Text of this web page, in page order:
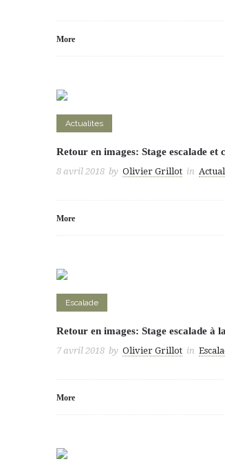
More
Actualites
Retour en images: Stage escalade et
8 avril 2018 by Olivier Grillot in
More
Escalade
Retour en images: Stage escalade à
7 avril 2018 by Olivier Grillot in
More